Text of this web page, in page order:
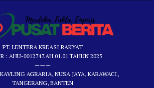
PT. LENTERA KREASI RAKYAT
: AHU-0012747.AH.01.01.TAHUN 2025
———
AGRARIA, NUSA JAYA, KARAWACI,
TANGERANG, BANTEN